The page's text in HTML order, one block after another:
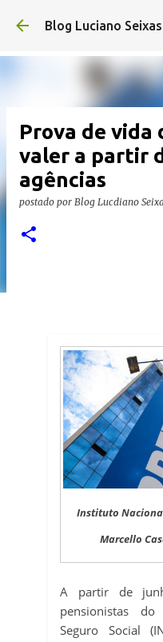
Pular para
Blog Luciano Seixas
Prova de vida
valer a partir
agências
postado por Blog Lucdiano
Instituto
Marcello
A partir de
pensionistas
Seguro Social